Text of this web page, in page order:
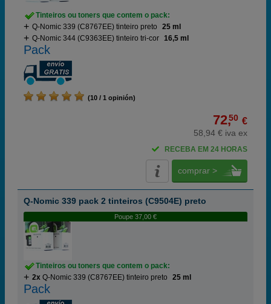
Tinteiros ou toners que contem o pack:
Q-Nomic 339 (C8767EE) tinteiro preto
25 ml
Q-Nomic 344 (C9363EE) tinteiro tri-cor 16,5 ml
Pack
(10 / 1 opinión)
72,50 €
58,94 € iva ex
RECEBA EM 24 HORAS
comprar >
Q-Nomic 339 pack 2 tinteiros (C9504E) preto
Poupe 37,00 €
Tinteiros ou toners que contem o pack:
2x Q-Nomic 339 (C8767EE) tinteiro preto 25 ml
Pack